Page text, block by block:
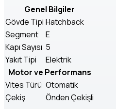
Genel Bilgiler
Gövde Tipi Hatchback
Segment
E
Kapı Sayısı 5
Yakıt Tipi
Elektrik
Motor ve Performans
Vites Türü Otomatik
Çekiş
Önden Çekişli